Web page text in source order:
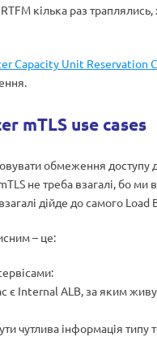
кілька раз
Capacity Unit Reservation
mTLS use cases
обмеження доступу
не треба взагалі, бо
дійде до самого Load
– це:
є Internal ALB, за яким
чутлива інформація типу